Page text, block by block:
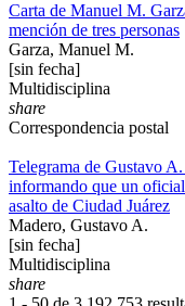
Carta de Manuel M.
mención de tres personas
Garza, Manuel M.
[sin fecha]
Multidisciplina
share
Correspondencia postal
Telegrama de Gustavo
informando que un
asalto de Ciudad Juárez
Madero, Gustavo A.
[sin fecha]
Multidisciplina
share